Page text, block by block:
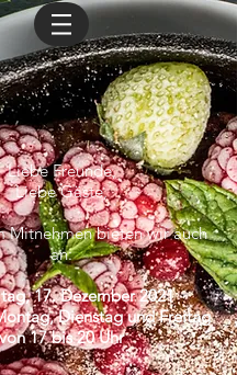
Liebe Freunde,
Liebe Gäste,
Mitnehmen bieten wir auch
an:
17. Dezember 2021
Dienstag und Freitag
von 17 bis 20 Uhr